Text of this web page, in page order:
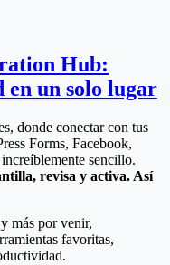
Hub:
un solo lugar
donde conectar con tus
Forms, Facebook,
sencillo.
revisa y activa. Así
más por venir,
favoritas,